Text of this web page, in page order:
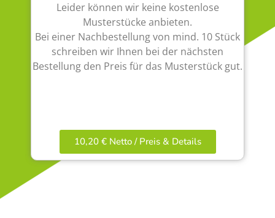
Leider können wir keine kostenlose
Musterstücke anbieten.
Bei einer Nachbestellung von mind. 10 Stück
schreiben wir Ihnen bei der nächsten
Bestellung den Preis für das Musterstück gut.
10,20 € Netto / Preis & Details